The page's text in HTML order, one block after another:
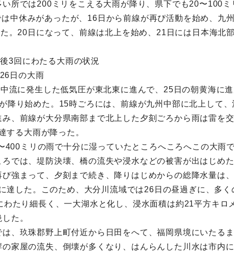
所では200ミリをこえる大雨が降り、県下でも20〜100ミ
中休みがあったが、16日から前線が再ぴ活動を始め、九
。20日になって、前線は北上を始め、21日には日本海北
3回にわたる大雨の状況
日の大雨
流に発生した低気圧が東北東に進んで、25日の朝黄海に
降り始めた。15時ごろには、前線が九州中部に北上して
、前線が大分県南部まで北上した夕刻ごろから雨は雷を
する大雨が降った。
400ミリの雨で十分に湿っていたところへころへこの大雨
では、堤防決壊、橋の流失や浸水などの被害が出はじめ
強まって、夕刻まで続き、降りはじめからの総降水量は
達した。このため、大分川流域では26日の昼過ぎに、多
わたり細長く、一大湖水と化し、浸水面積は約21平方キ
た。
、玖珠郡野上町付近から日田をへて、福岡県境にいたる
家屋の流失、倒壊が多くなり、はんらんした川水は市内